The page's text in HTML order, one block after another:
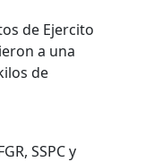
de Ejercito
a una
de
SSPC y